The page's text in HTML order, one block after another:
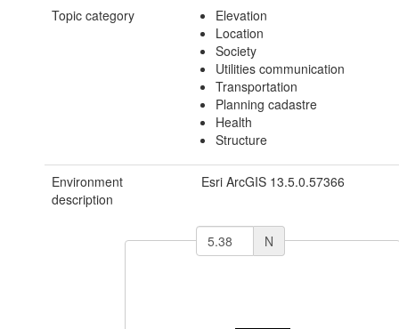
Topic category
Elevation
Location
Society
Utilities communication
Transportation
Planning cadastre
Health
Structure
Environment
description
Esri ArcGIS 13.5.0.57366
N